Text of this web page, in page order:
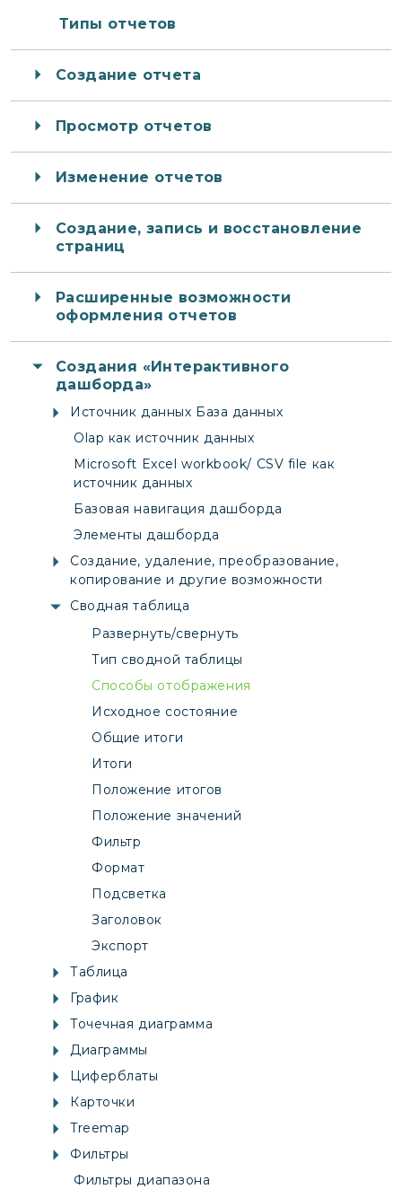
Типы отчетов
Создание отчета
Просмотр отчетов
Изменение отчетов
Создание, запись и восстановление
страниц
Расширенные возможности
оформления отчетов
Создания «Интерактивного
дашборда»
Источник данных База данных
Olap как источник данных
Microsoft Excel workbook/ CSV file как
источник данных
Базовая навигация дашборда
Элементы дашборда
Создание, удаление, преобразование,
копирование и другие возможности
Сводная таблица
Развернуть/свернуть
Тип сводной таблицы
Способы отображения
Исходное состояние
Общие итоги
Итоги
Положение итогов
Положение значений
Фильтр
Формат
Подсветка
Заголовок
Экспорт
Таблица
График
Точечная диаграмма
Диаграммы
Циферблаты
Карточки
Treemap
Фильтры
Фильтры диапазона